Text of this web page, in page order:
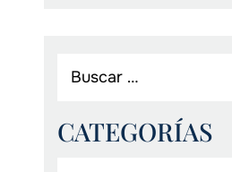
CATEGORÍAS